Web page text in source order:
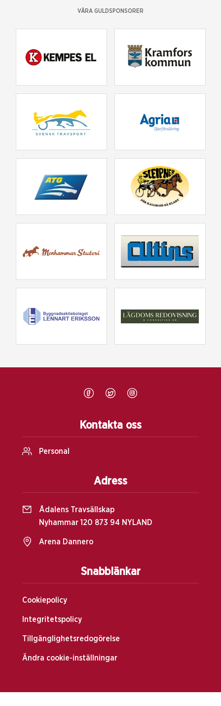
VÅRA GULDSPONSORER
Snabblänkar
Cookiepolicy
Integritetspolicy
Tillgänglighetsredogörelse
Ändra cookie-inställningar
Kontakta oss
Personal
Adress
Ådalens Travsällskap
Nyhammar 120 873 94 NYLAND
Arena Dannero